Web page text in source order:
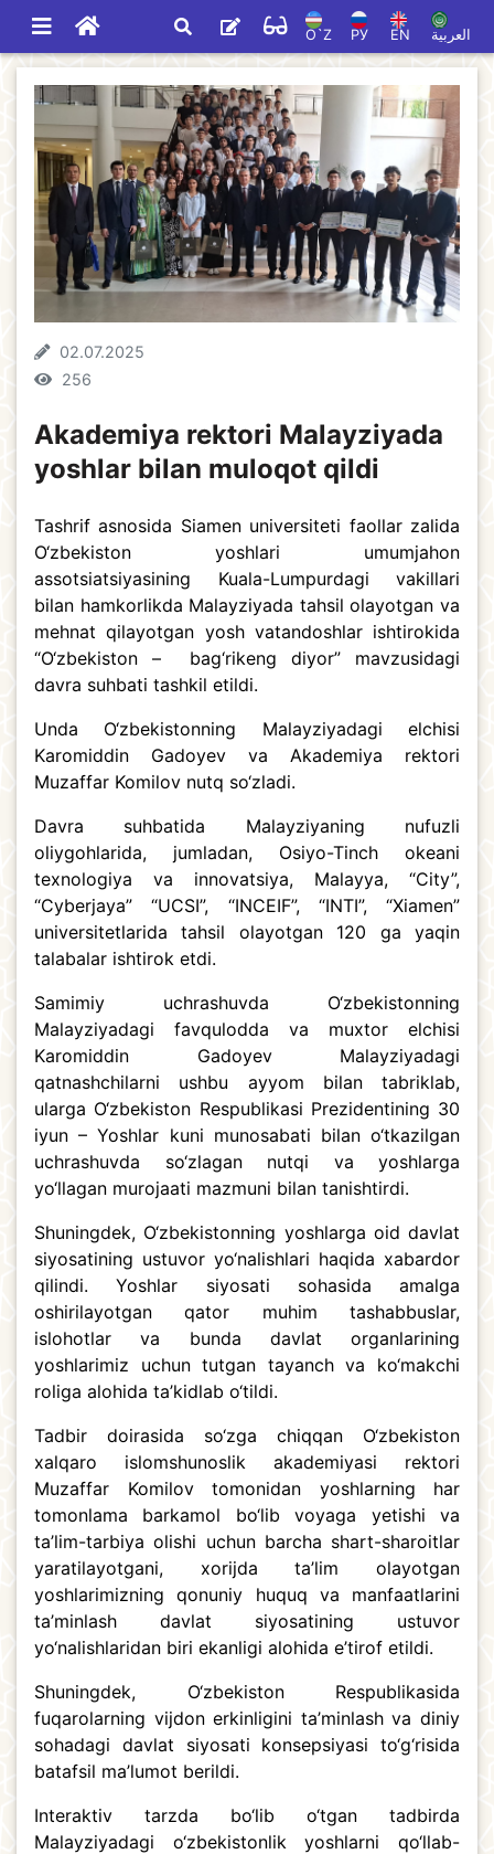
O`Z РУ EN العربية
02.07.2025
256
Akademiya rektori Malayziyada
yoshlar bilan muloqot qildi
Tashrif asnosida Siamen universiteti faollar zalida
O‘zbekiston yoshlari umumjahon
assotsiatsiyasining Kuala-Lumpurdagi vakillari
bilan hamkorlikda Malayziyada tahsil olayotgan va
mehnat qilayotgan yosh vatandoshlar ishtirokida
“O‘zbekiston – bag‘rikeng diyor” mavzusidagi
davra suhbati tashkil etildi.
Unda O‘zbekistonning Malayziyadagi elchisi
Karomiddin Gadoyev va Akademiya rektori
Muzaffar Komilov nutq so‘zladi.
Davra suhbatida Malayziyaning nufuzli
oliygohlarida, jumladan, Osiyo-Tinch okeani
texnologiya va innovatsiya, Malayya, “City”,
“Cyberjaya” “UCSI”, “INCEIF”, “INTI”, “Xiamen”
universitetlarida tahsil olayotgan 120 ga yaqin
talabalar ishtirok etdi.
Samimiy uchrashuvda O‘zbekistonning
Malayziyadagi favqulodda va muxtor elchisi
Karomiddin Gadoyev Malayziyadagi
qatnashchilarni ushbu ayyom bilan tabriklab,
ularga O‘zbekiston Respublikasi Prezidentining 30
iyun – Yoshlar kuni munosabati bilan o‘tkazilgan
uchrashuvda so‘zlagan nutqi va yoshlarga
yo‘llagan murojaati mazmuni bilan tanishtirdi.
Shuningdek, O‘zbekistonning yoshlarga oid davlat
siyosatining ustuvor yo‘nalishlari haqida xabardor
qilindi. Yoshlar siyosati sohasida amalga
oshirilayotgan qator muhim tashabbuslar,
islohotlar va bunda davlat organlarining
yoshlarimiz uchun tutgan tayanch va ko‘makchi
roliga alohida ta’kidlab o‘tildi.
Tadbir doirasida so‘zga chiqqan O‘zbekiston
xalqaro islomshunoslik akademiyasi rektori
Muzaffar Komilov tomonidan yoshlarning har
tomonlama barkamol bo‘lib voyaga yetishi va
ta’lim-tarbiya olishi uchun barcha shart-sharoitlar
yaratilayotgani, xorijda ta’lim olayotgan
yoshlarimizning qonuniy huquq va manfaatlarini
ta’minlash davlat siyosatining ustuvor
yo‘nalishlaridan biri ekanligi alohida e’tirof etildi.
Shuningdek, O‘zbekiston Respublikasida
fuqarolarning vijdon erkinligini ta’minlash va diniy
sohadagi davlat siyosati konsepsiyasi to‘g‘risida
batafsil ma’lumot berildi.
Interaktiv tarzda bo‘lib o‘tgan tadbirda
Malayziyadagi o‘zbekistonlik yoshlarni qo‘llab-